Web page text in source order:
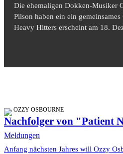
Die ehemaligen Dokken-Musiker
Pilson haben ein ein
Heavy Hitters erscheint am 18.
OZZY OSBOURNE
Nachfolger von "Patient
Meldungen
Anfang nächsten Jahres will Ozzy